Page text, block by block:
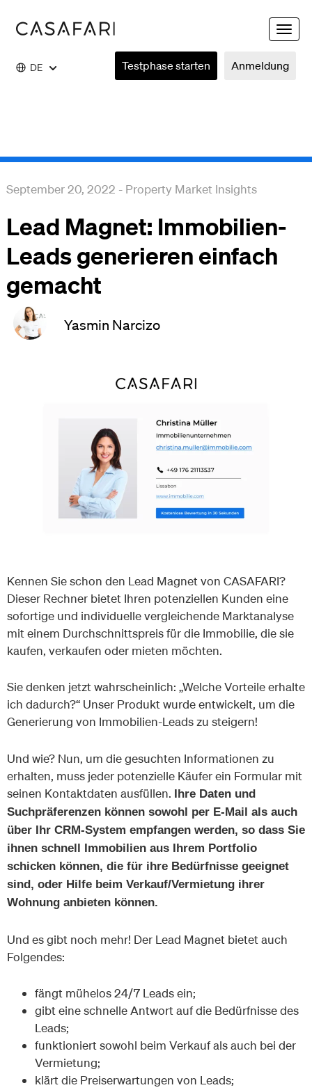
Toggle
DE Anmeldung
Testphase starten
September 20, 2022 - Property Market Insights
Lead Magnet: Immobilien-
Leads generieren einfach
gemacht
Yasmin Narcizo
Kennen Sie schon den Lead Magnet von CASAFARI?
Dieser Rechner bietet Ihren potenziellen Kunden eine
sofortige und individuelle vergleichende Marktanalyse
mit einem Durchschnittspreis für die Immobilie, die sie
kaufen, verkaufen oder mieten möchten.
Sie denken jetzt wahrscheinlich: „Welche Vorteile erhalte
ich dadurch?“ Unser Produkt wurde entwickelt, um die
Generierung von Immobilien-Leads zu steigern!
Und wie? Nun, um die gesuchten Informationen zu
erhalten, muss jeder potenzielle Käufer ein Formular mit
seinen Kontaktdaten ausfüllen. Ihre Daten und
Suchpräferenzen können sowohl per E-Mail als auch
über Ihr CRM-System empfangen werden, so dass Sie
ihnen schnell Immobilien aus Ihrem Portfolio
schicken können, die für ihre Bedürfnisse geeignet
sind, oder Hilfe beim Verkauf/Vermietung ihrer
Wohnung anbieten können.
Und es gibt noch mehr! Der Lead Magnet bietet auch
Folgendes:
fängt mühelos 24/7 Leads ein;
gibt eine schnelle Antwort auf die Bedürfnisse des
Leads;
funktioniert sowohl beim Verkauf als auch bei der
Vermietung;
klärt die Preiserwartungen von Leads;